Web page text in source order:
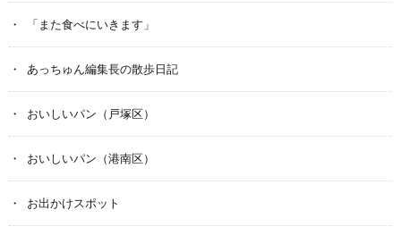
「また食べにいきます」
あっちゅん編集長の散歩日記
おいしいパン（戸塚区）
おいしいパン（港南区）
お出かけスポット